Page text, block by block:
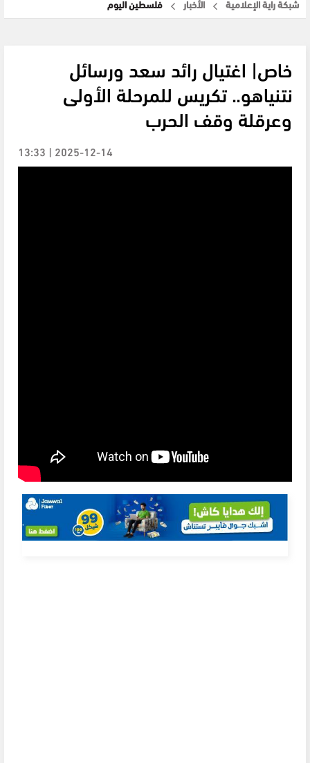
شبكة راية الإعلامية الأخبار فلسطين اليوم
خاص| اغتيال رائد سعد ورسائل
نتنياهو.. تكريس للمرحلة الأولى
وعرقلة وقف الحرب
2025-12-14 | 13:33